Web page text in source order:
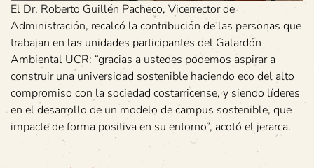
El Dr. Roberto Guillén Pacheco, Vicerrector de
Administración, recalcó la contribución de las personas que
trabajan en las unidades participantes del Galardón
Ambiental UCR: “gracias a ustedes podemos aspirar a
construir una universidad sostenible haciendo eco del alto
compromiso con la sociedad costarricense, y siendo líderes
en el desarrollo de un modelo de campus sostenible, que
impacte de forma positiva en su entorno”, acotó el jerarca.